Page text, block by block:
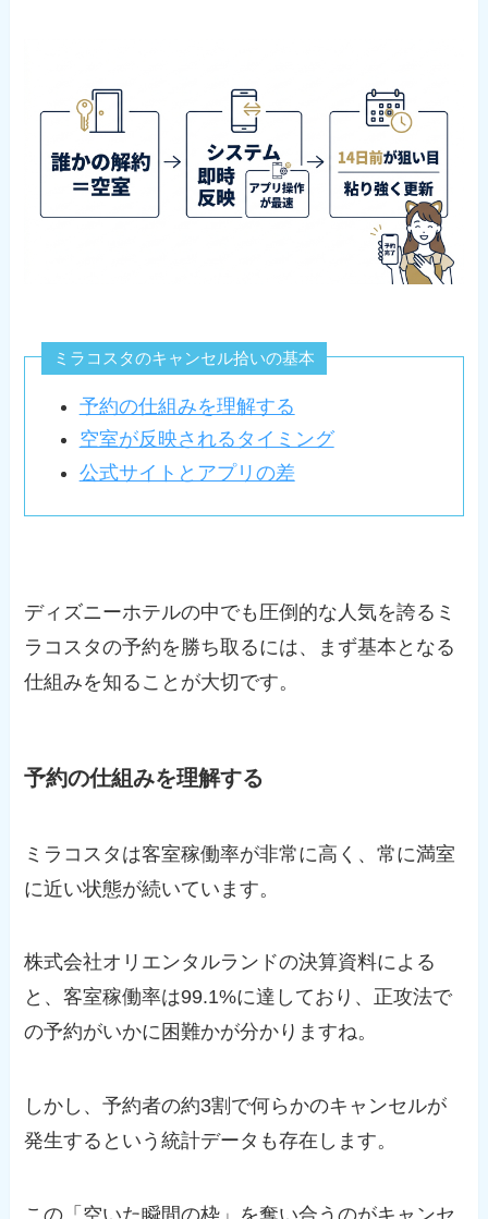
ミラコスタのキャンセル拾いの基本
予約の仕組みを理解する
空室が反映されるタイミング
公式サイトとアプリの差
ディズニーホテルの中でも圧倒的な人気を誇るミ
ラコスタの予約を勝ち取るには、まず基本となる
仕組みを知ることが大切です。
予約の仕組みを理解する
ミラコスタは客室稼働率が非常に高く、常に満室
に近い状態が続いています。
株式会社オリエンタルランドの決算資料による
と、客室稼働率は99.1%に達しており、正攻法で
の予約がいかに困難かが分かりますね。
しかし、予約者の約3割で何らかのキャンセルが
発生するという統計データも存在します。